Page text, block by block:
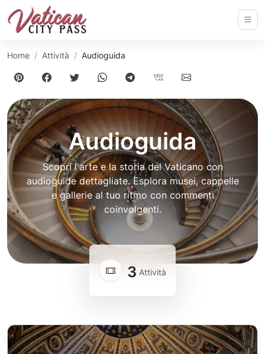
Home Attività Audioguida
Audioguida
Scopri l'arte e la storia del Vaticano con
audioguide dettagliate. Esplora musei, cappelle
e gallerie al tuo ritmo con commenti
coinvolgenti.
3 Attività